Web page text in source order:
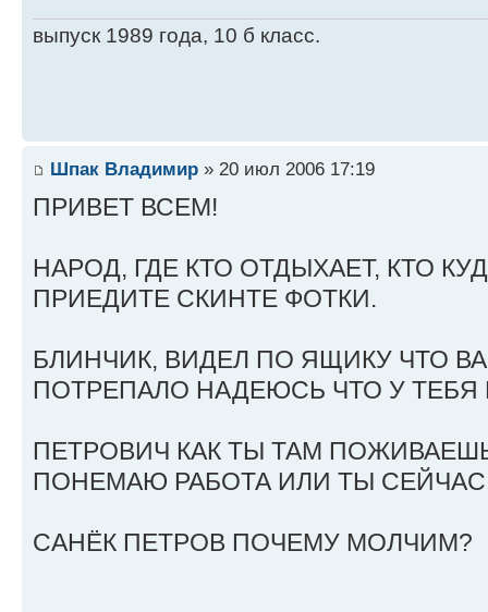
выпуск 1989 года, 10 б класс.
Шпак Владимир » 20 июл 2006 17:19
ПРИВЕТ ВСЕМ!
НАРОД, ГДЕ КТО ОТДЫХАЕТ, КТО
ПРИЕДИТЕ СКИНТЕ ФОТКИ.
БЛИНЧИК, ВИДЕЛ ПО ЯЩИКУ ЧТО
ПОТРЕПАЛО НАДЕЮСЬ ЧТО У ТЕБЯ
ПЕТРОВИЧ КАК ТЫ ТАМ
ПОНЕМАЮ РАБОТА ИЛИ ТЫ
САНЁК ПЕТРОВ ПОЧЕМУ МОЛЧИМ?